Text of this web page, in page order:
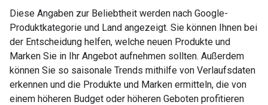
Diese Angaben zur Beliebtheit werden nach Google-
Produktkategorie und Land angezeigt. Sie können Ihnen bei
der Entscheidung helfen, welche neuen Produkte und
Marken Sie in Ihr Angebot aufnehmen sollten. Außerdem
können Sie so saisonale Trends mithilfe von Verlaufsdaten
erkennen und die Produkte und Marken ermitteln, die von
einem höheren Budget oder höheren Geboten profitieren